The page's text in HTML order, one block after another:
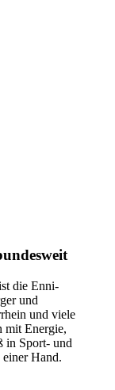
die Enni-
und
und viele
mit Energie,
in Sport- und
Hand.